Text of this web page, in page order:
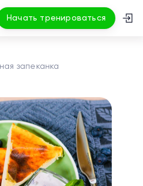
Начать тренироваться
запеканка